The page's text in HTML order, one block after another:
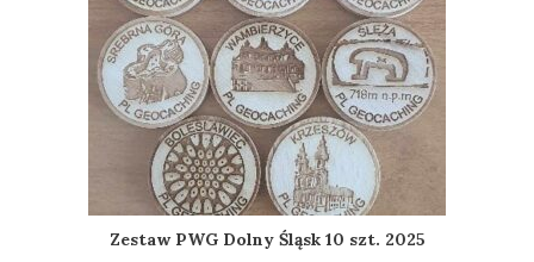
Zestaw PWG Dolny Śląsk 10 szt. 2025